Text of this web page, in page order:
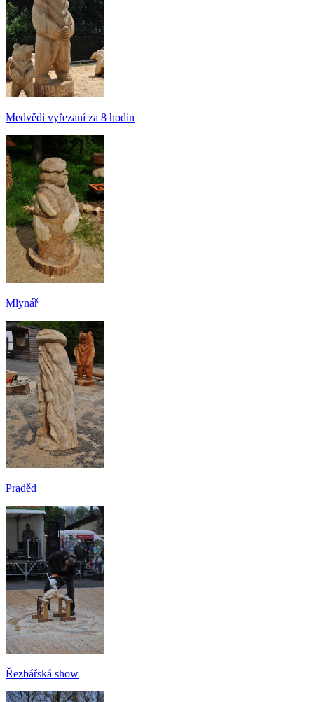
Medvědi vyřezaní za 8 hodin
Mlynář
Praděd
Řezbářská show